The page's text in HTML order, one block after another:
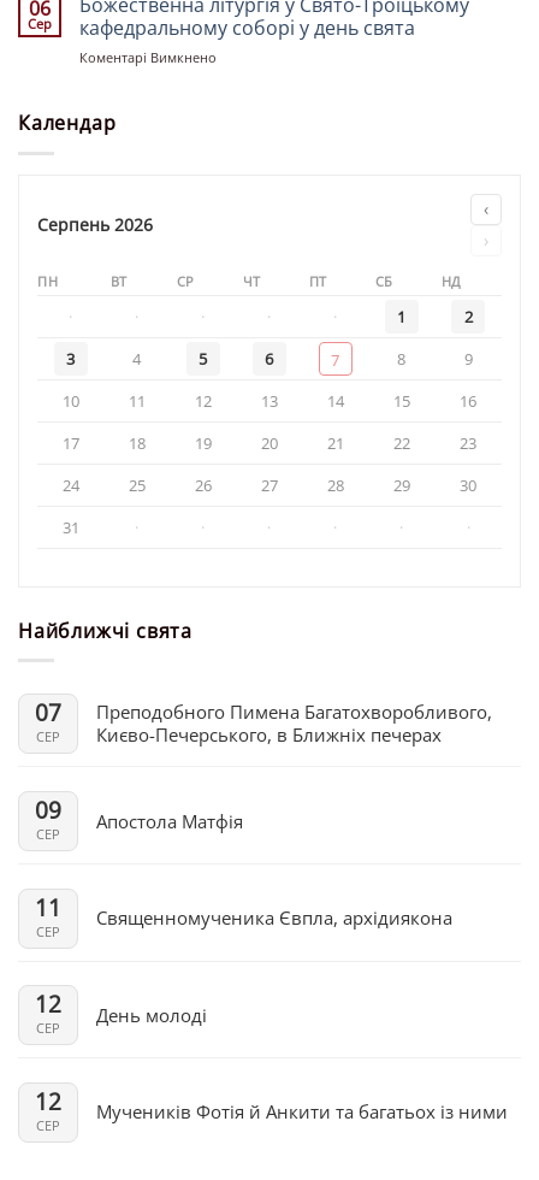
храмі
06
Сер
кафедральному соборі у день свята
Коментарі Вимкнено
Календар
Серпень 2026
‹
›
ПН ВТ СР ЧТ ПТ СБ НД
· · · · · 1
2
3
4 5 6 7 8
9
10
11 12 13 14 15
16
17
18 19 20 21 22
23
24
25 26 27 28 29
30
31
· · · · · ·
Найближчі свята
07
СЕР
Преподобного Пимена Багатохворобливого,
Києво-Печерського, в Ближніх печерах
09
СЕР
Апостола Матфія
11
СЕР
Священномученика Євпла, архідиякона
12
СЕР
День молоді
12
СЕР
Мучеників Фотія й Анкити та багатьох із ними